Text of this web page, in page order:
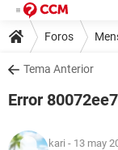
Foros
Tema Anterior
Error
kari - 13 may